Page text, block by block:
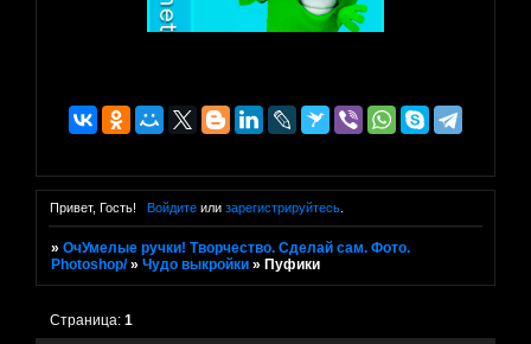
Привет, Гость! Войдитеили зарегистрируйтесь.
»ОчУмелые ручки! Творчество. Сделай сам. Фото.
Photoshop/ »Чудо выкройки » Пуфики
Страница:1